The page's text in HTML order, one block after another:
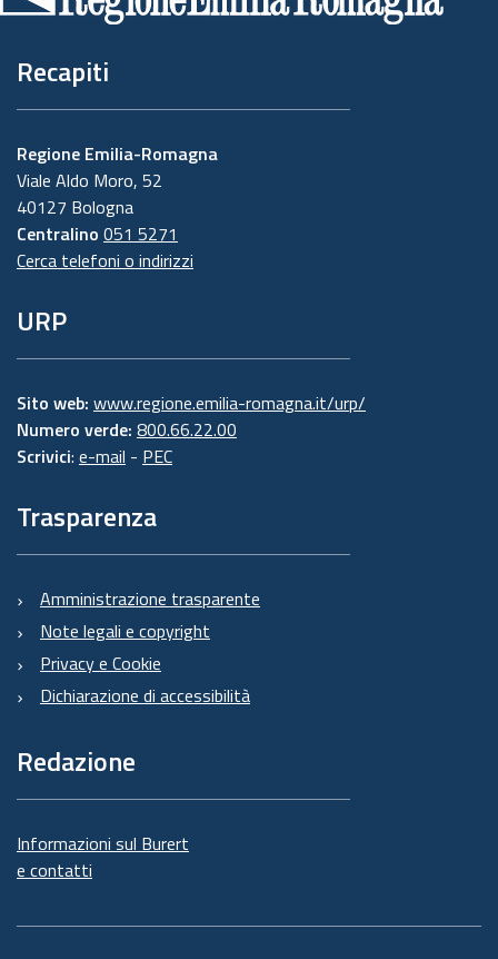
Recapiti
Regione Emilia-Romagna
Viale Aldo Moro, 52
40127 Bologna
Centralino 051 5271
Cerca telefoni o indirizzi
URP
Sito web: www.regione.emilia-romagna.it/urp/
Numero verde: 800.66.22.00
Scrivici: e-mail - PEC
Trasparenza
Amministrazione trasparente
Note legali e copyright
Privacy e Cookie
Dichiarazione di accessibilità
Redazione
Informazioni sul Burert
e contatti